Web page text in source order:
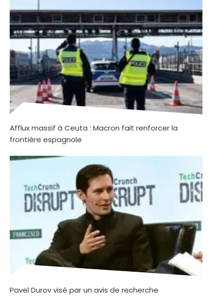
Afflux massif à Ceuta : Macron fait renforcer la
frontière espagnole
Pavel Durov visé par un avis de recherche